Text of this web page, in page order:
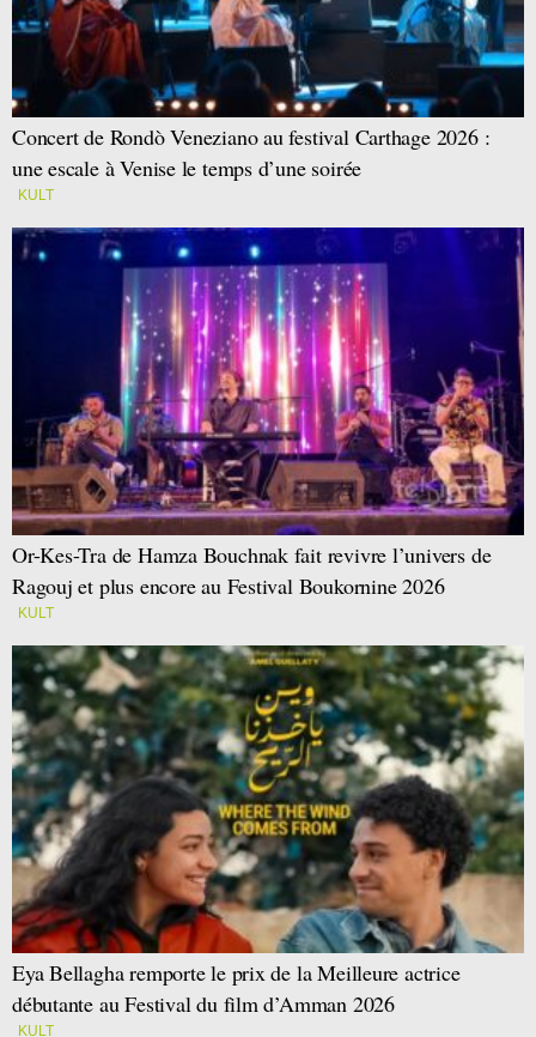
Concert de Rondò Veneziano au festival Carthage 2026 :
une escale à Venise le temps d’une soirée
KULT
Or-Kes-Tra de Hamza Bouchnak fait revivre l’univers de
Ragouj et plus encore au Festival Boukornine 2026
KULT
Eya Bellagha remporte le prix de la Meilleure actrice
débutante au Festival du film d’Amman 2026
KULT